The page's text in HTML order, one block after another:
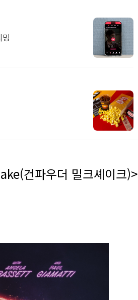
건파우더 밀크셰이크)>